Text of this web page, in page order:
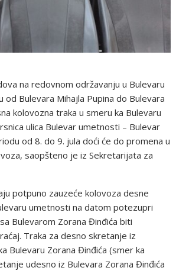
na redovnom održavanju u Bulevaru
Bulevara Mihajla Pupina do Bulevara
kolovozna traka u smeru ka Bulevaru
ulica Bulevar umetnosti – Bulevar
od 8. do 9. jula doći će do promena u
saopšteno je iz Sekretarijata za
potpuno zauzeće kolovoza desne
umetnosti na datom potezupri
Bulevarom Zorana Đinđića biti
Traka za desno skretanje iz
Bulevaru Zorana Đinđića (smer ka
udesno iz Bulevara Zorana Đinđića